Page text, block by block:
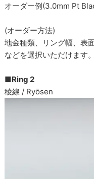
オーダー例(3.0mm Pt
(オーダー方法)
地金種類、リング幅、表
などを選択いただけます。
■Ring 2
稜線 / Ryōsen